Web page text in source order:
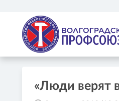
«Люди верят